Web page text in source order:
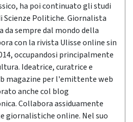
ha poi continuato gli studi
Scienze Politiche. Giornalista
da sempre dal mondo della
con la rivista Ulisse online sin
occupandosi principalmente
Ideatrice, curatrice e
magazine per l'emittente web
anche col blog
Collabora assiduamente
giornalistiche online. Nel suo